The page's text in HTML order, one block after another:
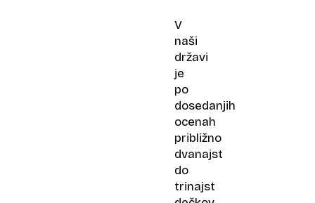
V
naši
državi
je
po
dosedanjih
ocenah
približno
dvanajst
do
trinajst